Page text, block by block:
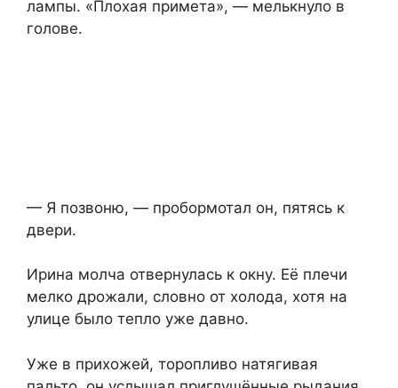
лампы. «Плохая примета», — мелькнуло в
голове.
— Я позвоню, — пробормотал он, пятясь к
двери.
Ирина молча отвернулась к окну. Её плечи
мелко дрожали, словно от холода, хотя на
улице было тепло уже давно.
Уже в прихожей, торопливо натягивая